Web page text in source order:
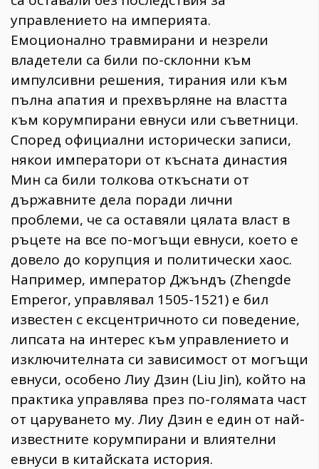
управлението на империята.
Емоционално травмирани и незрели
владетели са били по-склонни към
импулсивни решения, тирания или към
пълна апатия и прехвърляне на властта
към корумпирани евнуси или съветници.
Според официални исторически записи,
някои императори от късната династия
Мин са били толкова откъснати от
държавните дела поради лични
проблеми, че са оставяли цялата власт в
ръцете на все по-могъщи евнуси, което е
довело до корупция и политически хаос.
Например, император Джъндъ (Zhengde
Emperor, управлявал 1505-1521) е бил
известен с ексцентричното си поведение,
липсата на интерес към управлението и
изключителната си зависимост от могъщи
евнуси, особено Лиу Дзин (Liu Jin), който на
практика управлява през по-голямата част
от царуването му. Лиу Дзин е един от най-
известните корумпирани и влиятелни
евнуси в китайската история.